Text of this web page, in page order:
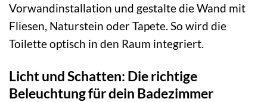
Vorwandinstallation und gestalte die Wand mit
Fliesen, Naturstein oder Tapete. So wird die
Toilette optisch in den Raum integriert.
Licht und Schatten: Die richtige
Beleuchtung für dein Badezimmer